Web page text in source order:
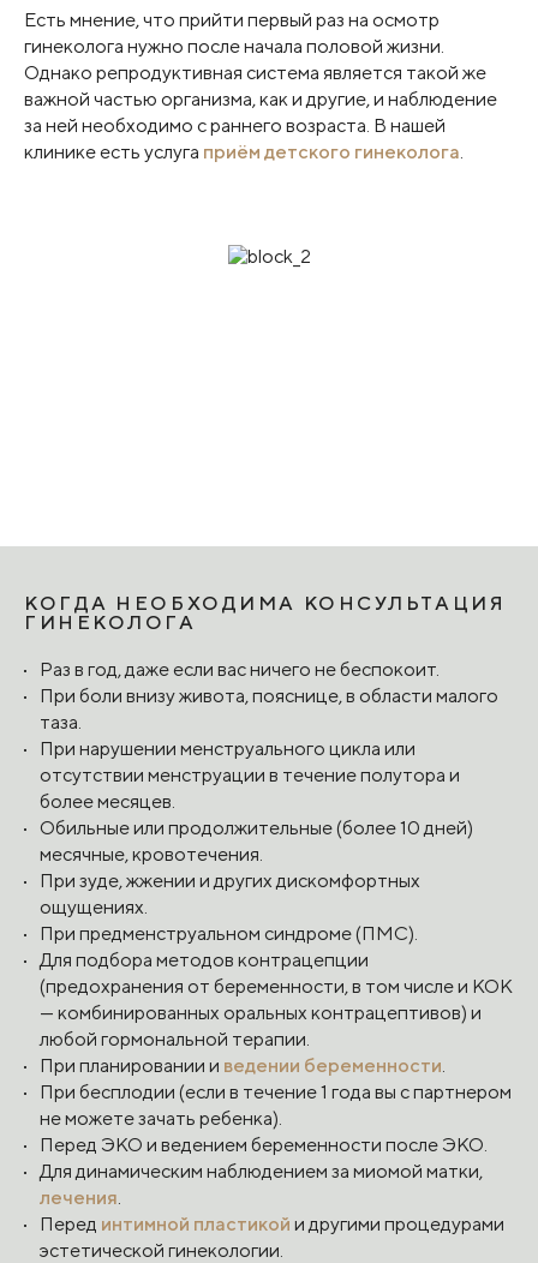
Есть мнение, что прийти первый раз на осмотр
гинеколога нужно после начала половой жизни.
Однако репродуктивная система является такой же
важной частью организма, как и другие, и наблюдение
за ней необходимо с раннего возраста. В нашей
клинике есть услуга приём детского гинеколога
КОГДА НЕОБХОДИМА КОНСУЛЬТАЦИЯ
ГИНЕКОЛОГА
Раз в год, даже если вас ничего не беспокоит.
При боли внизу живота, пояснице, в области малого
таза.
При нарушении менструального цикла или
отсутствии менструации в течение полутора и
более месяцев.
Обильные или продолжительные (более 10 дней)
месячные, кровотечения.
При зуде, жжении и других дискомфортных
ощущениях.
При предменструальном синдроме (ПМС).
Для подбора методов контрацепции
(предохранения от беременности, в том числе и КОК
— комбинированных оральных контрацептивов) и
любой гормональной терапии.
При планировании и ведении беременности
При бесплодии (если в течение 1 года вы с партнером
не можете зачать ребенка).
Перед ЭКО и ведением беременности после ЭКО.
Для динамическим наблюдением за миомой матки,
лечения
Перед интимной пластикой и другими процедурами
эстетической гинекологии.